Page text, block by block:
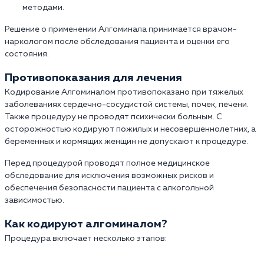
методами.
Решение о применении Алгоминала принимается врачом-
наркологом после обследования пациента и оценки его
состояния.
Противопоказания для лечения
Кодирование Алгоминалом противопоказано при тяжелых
заболеваниях сердечно-сосудистой системы, почек, печени.
Также процедуру не проводят психически больным. С
осторожностью кодируют пожилых и несовершеннолетних, а
беременных и кормящих женщин не допускают к процедуре.
Перед процедурой проводят полное медицинское
обследование для исключения возможных рисков и
обеспечения безопасности пациента с алкогольной
зависимостью.
Как кодируют алгоминалом?
Процедура включает несколько этапов: